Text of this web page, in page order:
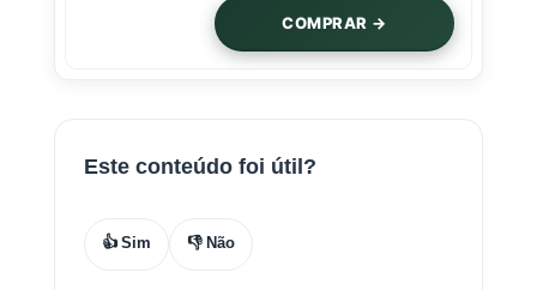
COMPRAR →
Este conteúdo foi útil?
👍 Sim 👎 Não